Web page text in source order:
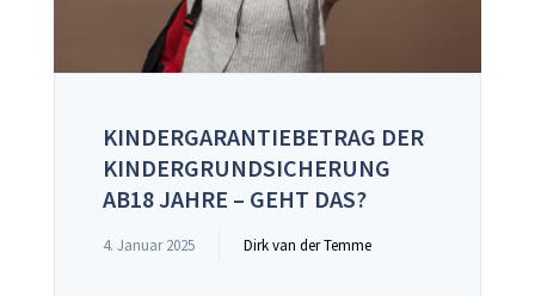
KINDERGARANTIEBETRAG DER
KINDERGRUNDSICHERUNG
AB18 JAHRE – GEHT DAS?
4. Januar 2025 Dirk van der Temme